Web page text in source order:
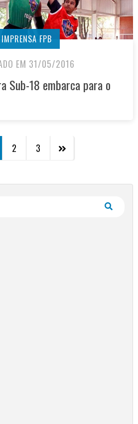
IMPRENSA FPB
EM 31/05/2016
Sub-18 embarca para o
2 3